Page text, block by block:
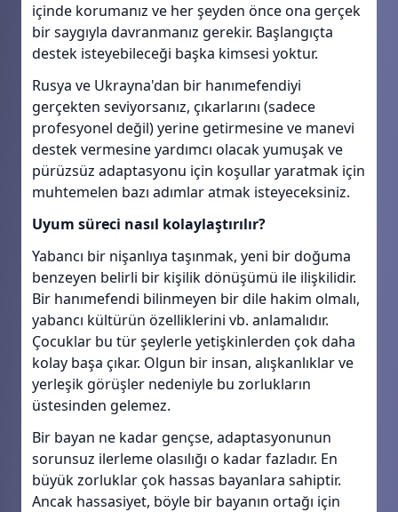
içinde korumanız ve her şeyden önce ona gerçek
bir saygıyla davranmanız gerekir. Başlangıçta
destek isteyebileceği başka kimsesi yoktur.
Rusya ve Ukrayna'dan bir hanımefendiyi
gerçekten seviyorsanız, çıkarlarını (sadece
profesyonel değil) yerine getirmesine ve manevi
destek vermesine yardımcı olacak yumuşak ve
pürüzsüz adaptasyonu için koşullar yaratmak için
muhtemelen bazı adımlar atmak isteyeceksiniz.
Uyum süreci nasıl kolaylaştırılır?
Yabancı bir nişanlıya taşınmak, yeni bir doğuma
benzeyen belirli bir kişilik dönüşümü ile ilişkilidir.
Bir hanımefendi bilinmeyen bir dile hakim olmalı,
yabancı kültürün özelliklerini vb. anlamalıdır.
Çocuklar bu tür şeylerle yetişkinlerden çok daha
kolay başa çıkar. Olgun bir insan, alışkanlıklar ve
yerleşik görüşler nedeniyle bu zorlukların
üstesinden gelemez.
Bir bayan ne kadar gençse, adaptasyonunun
sorunsuz ilerleme olasılığı o kadar fazladır. En
büyük zorluklar çok hassas bayanlara sahiptir.
Ancak hassasiyet, böyle bir bayanın ortağı için